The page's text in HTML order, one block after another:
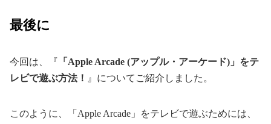
最後に
今回は、『 「Apple Arcade (アップル・アーケード)」をテ
レビで遊ぶ方法！ 』についてご紹介しました。
このように、「Apple Arcade」をテレビで遊ぶためには、